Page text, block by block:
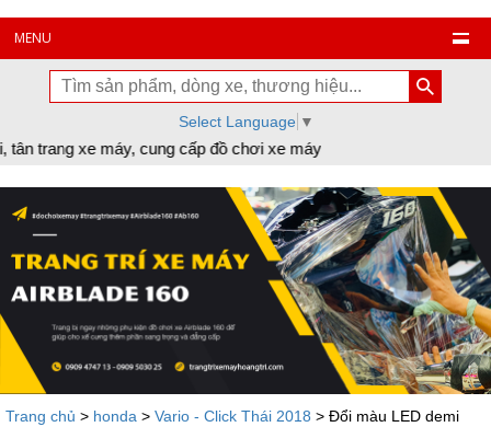
MENU
Select Language ▼
cấp đồ chơi xe máy
Trang chủ > honda > Vario - Click Thái 2018 > Đổi màu LED demi